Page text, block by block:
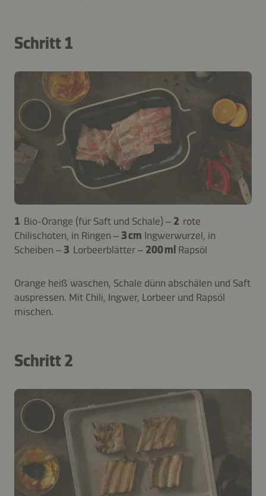
Schritt 1
1 Bio-Orange (für Saft und Schale) – 2 rote
Chilischoten, in Ringen – 3 cm Ingwerwurzel, in
Scheiben – 3 Lorbeerblätter – 200 ml Rapsöl
Orange heiß waschen, Schale dünn abschälen und Saft
auspressen. Mit Chili, Ingwer, Lorbeer und Rapsöl
mischen.
Schritt 2